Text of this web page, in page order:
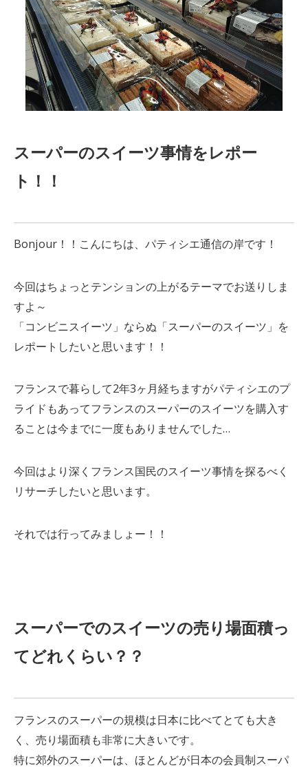
スーパーのスイーツ事情をレポー
ト！！
Bonjour！！こんにちは、パティシエ通信の岸です！
今回はちょっとテンションの上がるテーマでお送りしま
すよ～
「コンビニスイーツ」ならぬ「スーパーのスイーツ」を
レポートしたいと思います！！
フランスで暮らして2年3ヶ月経ちますがパティシエのプ
ライドもあってフランスのスーパーのスイーツを購入す
ることは今までに一度もありませんでした…
今回はより深くフランス国民のスイーツ事情を探るべく
リサーチしたいと思います。
それでは行ってみましょー！！
スーパーでのスイーツの売り場面積っ
てどれくらい？？
フランスのスーパーの規模は日本に比べてとても大き
く、売り場面積も非常に大きいです。
特に郊外のスーパーは、ほとんどが日本の会員制スーパ